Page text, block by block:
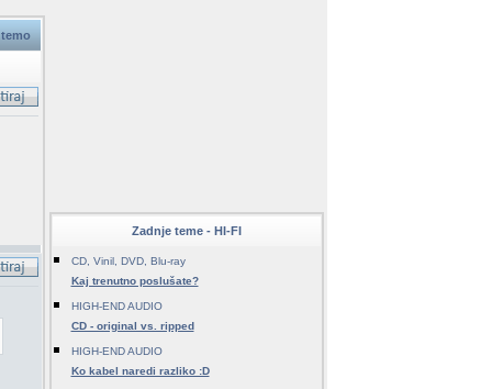
Zadnje teme - HI-FI
CD, Vinil, DVD, Blu-ray
Kaj trenutno poslušate?
HIGH-END AUDIO
CD - original vs. ripped
HIGH-END AUDIO
Ko kabel naredi razliko :D